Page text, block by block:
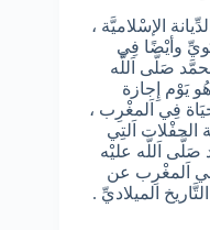
الإسْلاميَّة ،
وأيْضًا فِي
صَلَّى اَللَّه
يَوْم إِجازة
فِي اَلمغْرِب ،
الحفْلات اَلتِي
صَلَّى اَللَّه عليْه
اَلمغْرِب عن
الميلاديِّ .